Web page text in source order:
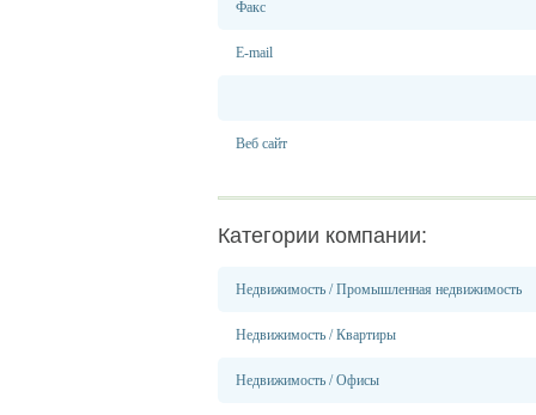
Факс
E-mail
Веб сайт
Категории компании:
Недвижимость /Промышленная недвижимость
Недвижимость /Квартиры
Недвижимость /Офисы